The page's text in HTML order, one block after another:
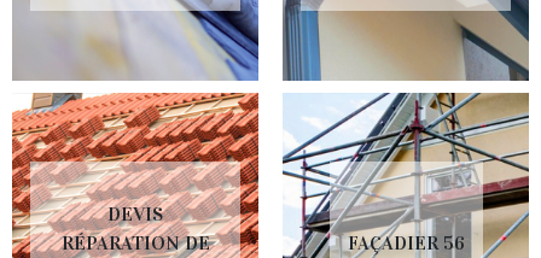
DEVIS
RÉPARATION DE
FAÇADIER 56